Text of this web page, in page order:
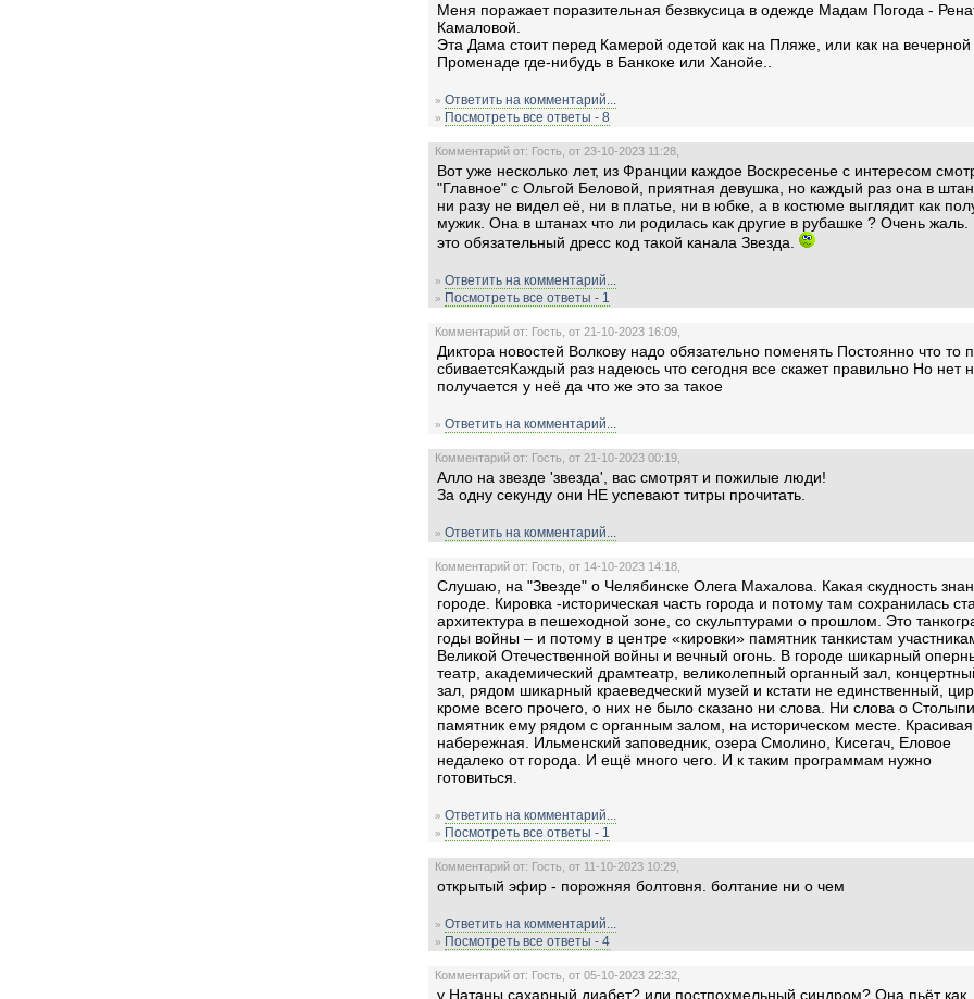
Меня поражает поразительная безвкусица в одежде Мадам Погода -
Камаловой.
Эта Дама стоит перед Камерой одетой как на Пляже, или как на вечерной
Променаде где-нибудь в Банкоке или Ханойе..
» Ответить на комментарий...
» Посмотреть все ответы - 8
Комментарий от: Гость, от 23-10-2023 11:28,
Вот уже несколько лет, из Франции каждое Воскресенье с интересом
"Главное" с Ольгой Беловой, приятная девушка, но каждый раз она в
ни разу не видел её, ни в платье, ни в юбке, а в костюме выглядит как
мужик. Она в штанах что ли родилась как другие в рубашке ? Очень жаль.
это обязательный дресс код такой канала Звезда.
» Ответить на комментарий...
» Посмотреть все ответы - 1
Комментарий от: Гость, от 21-10-2023 16:09,
Диктора новостей Волкову надо обязательно поменять Постоянно что то
сбиваетсяКаждый раз надеюсь что сегодня все скажет правильно Но нет
получается у неё да что же это за такое
» Ответить на комментарий...
Комментарий от: Гость, от 21-10-2023 00:19,
Алло на звезде 'звезда', вас смотрят и пожилые люди!
За одну секунду они НЕ успевают титры прочитать.
» Ответить на комментарий...
Комментарий от: Гость, от 14-10-2023 14:18,
Слушаю, на "Звезде" о Челябинске Олега Махалова. Какая скудность
городе. Кировка -историческая часть города и потому там сохранилась
архитектура в пешеходной зоне, со скульптурами о прошлом. Это
годы войны – и потому в центре «кировки» памятник танкистам
Великой Отечественной войны и вечный огонь. В городе шикарный
театр, академический драмтеатр, великолепный органный зал,
зал, рядом шикарный краеведческий музей и кстати не единственный,
кроме всего прочего, о них не было сказано ни слова. Ни слова о
памятник ему рядом с органным залом, на историческом месте. Красивая
набережная. Ильменский заповедник, озера Смолино, Кисегач, Еловое
недалеко от города. И ещё много чего. И к таким программам нужно
готовиться.
» Ответить на комментарий...
» Посмотреть все ответы - 1
Комментарий от: Гость, от 11-10-2023 10:29,
открытый эфир - порожняя болтовня. болтание ни о чем
» Ответить на комментарий...
» Посмотреть все ответы - 4
Комментарий от: Гость, от 05-10-2023 22:32,
у Натаны сахарный диабет? или постпохмельный синдром? Она пьёт как